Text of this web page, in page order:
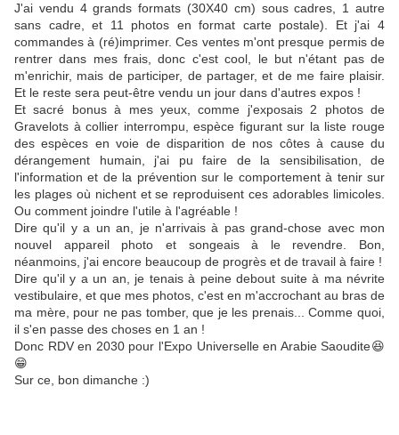
J'ai vendu 4 grands formats (30X40 cm) sous cadres, 1 autre
sans cadre, et 11 photos en format carte postale). Et j'ai 4
commandes à (ré)imprimer. Ces ventes m'ont presque permis de
rentrer dans mes frais, donc c'est cool, le but n'étant pas de
m'enrichir, mais de participer, de partager, et de me faire plaisir.
Et le reste sera peut-être vendu un jour dans d'autres expos !
Et sacré bonus à mes yeux, comme j'exposais 2 photos de
Gravelots à collier interrompu, espèce figurant sur la liste rouge
des espèces en voie de disparition de nos côtes à cause du
dérangement humain, j'ai pu faire de la sensibilisation, de
l'information et de la prévention sur le comportement à tenir sur
les plages où nichent et se reproduisent ces adorables limicoles.
Ou comment joindre l'utile à l'agréable !
Dire qu'il y a un an, je n'arrivais à pas grand-chose avec mon
nouvel appareil photo et songeais à le revendre. Bon,
néanmoins, j'ai encore beaucoup de progrès et de travail à faire !
Dire qu'il y a un an, je tenais à peine debout suite à ma névrite
vestibulaire, et que mes photos, c'est en m'accrochant au bras de
ma mère, pour ne pas tomber, que je les prenais... Comme quoi,
il s'en passe des choses en 1 an !
Donc RDV en 2030 pour l'Expo Universelle en Arabie Saoudite😆
😁
Sur ce, bon dimanche :)